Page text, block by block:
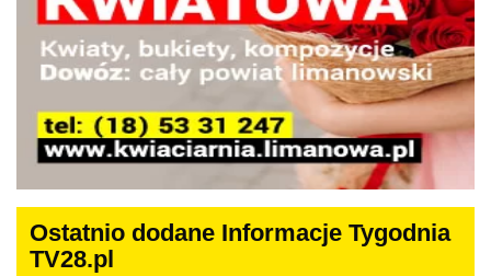
Ostatnio dodane Informacje Tygodnia
TV28.pl